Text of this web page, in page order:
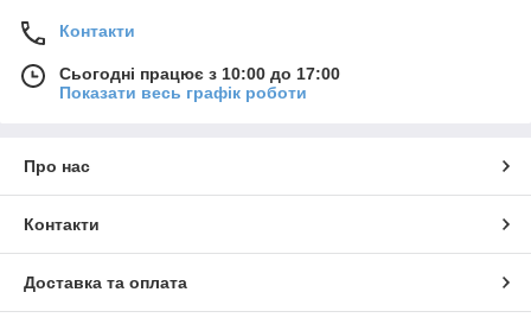
Контакти
Сьогодні працює з 10:00 до 17:00
Показати весь графік роботи
Про нас
Контакти
Доставка та оплата